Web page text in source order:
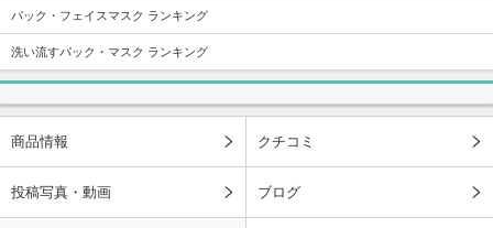
パック・フェイスマスク ランキング
洗い流すパック・マスク ランキング
商品情報 クチコミ
投稿写真・動画 ブログ